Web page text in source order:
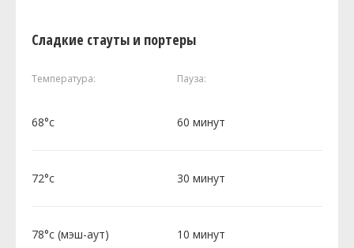
Сладкие стауты и портеры
Температура: Пауза:
68°c 60 минут
72°c 30 минут
78°c (мэш-аут) 10 минут